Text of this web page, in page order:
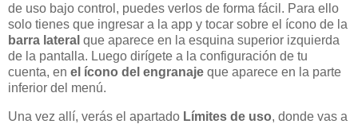
de uso bajo control, puedes verlos de forma fácil. Para ello
solo tienes que ingresar a la app y tocar sobre el ícono de la
barra lateral que aparece en la esquina superior izquierda
de la pantalla. Luego dirígete a la configuración de tu
cuenta, en el ícono del engranaje que aparece en la parte
inferior del menú.
Una vez allí, verás el apartado Límites de uso, donde vas a